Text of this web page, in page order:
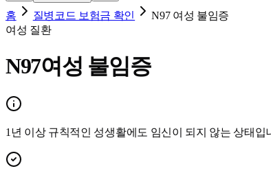
홈 질병코드 보험금 확인 N97 여성 불임증
여성 질환
N97여성 불임증
1년 이상 규칙적인 성생활에도 임신이 되지 않는 상태